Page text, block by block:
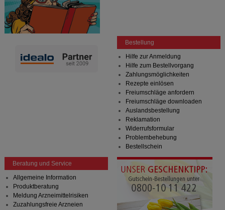
Bestellung
Hilfe zur Anmeldung
Hilfe zum Bestellvorgang
Zahlungsmöglichkeiten
Rezepte einlösen
Freiumschläge anfordern
Freiumschläge downloaden
Auslandsbestellung
Reklamation
Widerrufsformular
Problembehebung
Bestellschein
Beratung und Service
Allgemeine Information
Produktberatung
Meldung Arzneimittelrisiken
Zuzahlungsfreie Arzneien